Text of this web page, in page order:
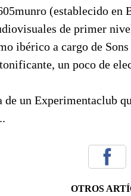
(establecido en
de primer
ibérico a cargo de
un poco de
de un Experimentaclub
OTROS